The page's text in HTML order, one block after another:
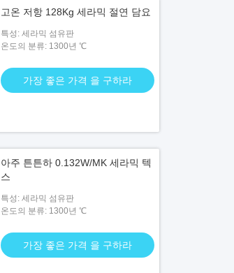
고온 저항 128Kg 세라믹 절연 담요
특성: 세라믹 섬유판
온도의 분류: 1300년 ℃
가장 좋은 가격 을 구하라
아주 튼튼하 0.132W/MK 세라믹 텍
스
특성: 세라믹 섬유판
온도의 분류: 1300년 ℃
가장 좋은 가격 을 구하라